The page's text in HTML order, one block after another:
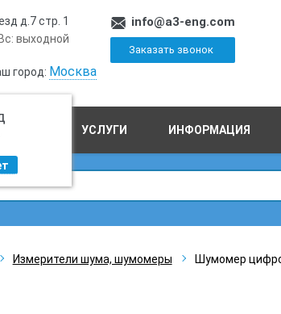
д.7 стр. 1
выходной
город: Москва
info@a3-eng.com
Заказать звонок
УСЛУГИ ИНФОРМАЦИЯ
Измерители шума, шумомеры Шумомер